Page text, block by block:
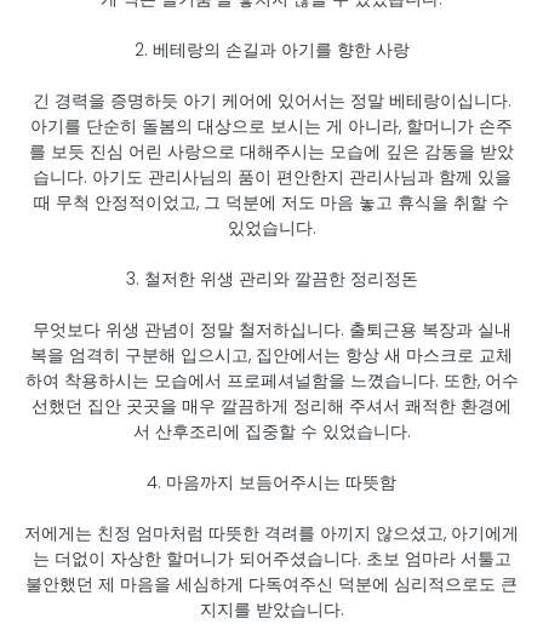
​2. 베테랑의 손길과 아기를 향한 사랑
​긴 경력을 증명하듯 아기 케어에 있어서는 정말 베테랑이십니다.
아기를 단순히 돌봄의 대상으로 보시는 게 아니라, 할머니가 손주
를 보듯 진심 어린 사랑으로 대해주시는 모습에 깊은 감동을 받았
습니다. 아기도 관리사님의 품이 편안한지 관리사님과 함께 있을
때 무척 안정적이었고, 그 덕분에 저도 마음 놓고 휴식을 취할 수
있었습니다.
​3. 철저한 위생 관리와 깔끔한 정리정돈
​무엇보다 위생 관념이 정말 철저하십니다. 출퇴근용 복장과 실내
복을 엄격히 구분해 입으시고, 집안에서는 항상 새 마스크로 교체
하여 착용하시는 모습에서 프로페셔널함을 느꼈습니다. 또한, 어수
선했던 집안 곳곳을 매우 깔끔하게 정리해 주셔서 쾌적한 환경에
서 산후조리에 집중할 수 있었습니다.
​4. 마음까지 보듬어주시는 따뜻함
​저에게는 친정 엄마처럼 따뜻한 격려를 아끼지 않으셨고, 아기에게
는 더없이 자상한 할머니가 되어주셨습니다. 초보 엄마라 서툴고
불안했던 제 마음을 세심하게 다독여주신 덕분에 심리적으로도 큰
지지를 받았습니다.